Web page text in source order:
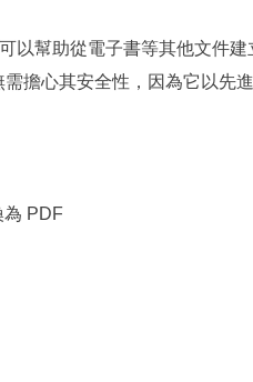
以幫助從電子書等其他文件
擔心其安全性，因為它以先進
為 PDF